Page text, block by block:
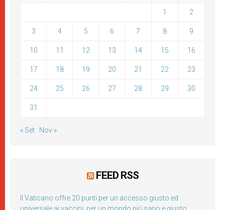
1 2
3 4 5 6 7 8 9
10 11 12 13 14 15 16
17 18 19 20 21 22 23
24 25 26 27 28 29 30
31
« Set Nov »
FEED RSS
Il Vaticano offre 20 punti per un accesso giusto ed